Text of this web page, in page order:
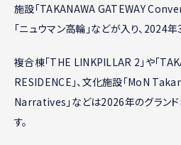
施設「TAKANAWA GATEWAY
「ニュウマン高輪」などが入り、2024
複合棟「THE LINKPILLAR 2」や「
RESIDENCE」、文化施設「MoN
Narratives」などは2026年のグラン
す。